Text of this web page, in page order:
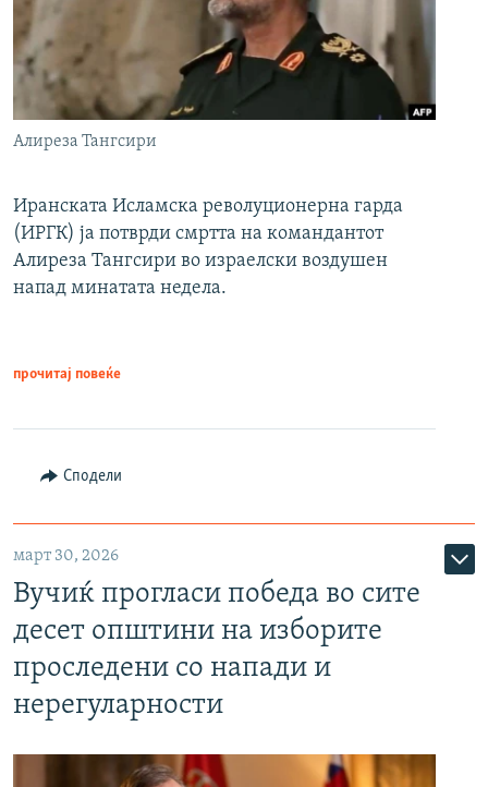
Алиреза Тангсири
Иранската Исламска револуционерна гарда
(ИРГК) ја потврди смртта на командантот
Алиреза Тангсири во израелски воздушен
напад минатата недела.
прочитај повеќе
Сподели
март 30, 2026
Вучиќ прогласи победа во сите
десет општини на изборите
проследени со напади и
нерегуларности